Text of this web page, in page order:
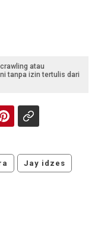
atau
tanpa izin tertulis dari
Jay idzes